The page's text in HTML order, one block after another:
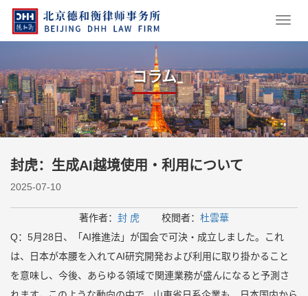
コラム
封虎：生成AI越境使用・利用について
2025-07-10
著作者： 封 虎 校閲者： 杜雲華
Q：5月28日、「AI推進法」が国会で可決・成立しました。これ
は、日本が本腰を入れてAI研究開発および利用に取り掛かること
を意味し、今後、あらゆる領域で関連業務が盛んになると予測さ